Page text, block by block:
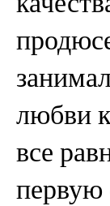
любви
все
первую